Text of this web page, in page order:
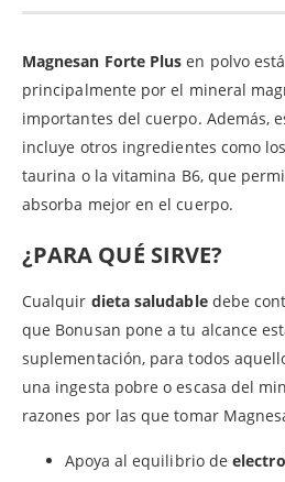
Magnesan Forte Plus en polvo
principalmente por el mineral
importantes del cuerpo. Además,
incluye otros ingredientes como
taurina o la vitamina B6, que
absorba mejor en el cuerpo.
¿PARA QUÉ SIRVE?
Cualquir dieta saludabledebe
que Bonusan pone a tu alcance
suplementación, para todos
una ingesta pobre o escasa del
razones por las que tomar
Apoya al equilibrio de